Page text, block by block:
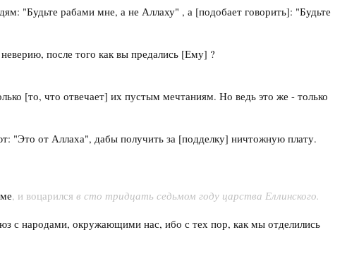
"Будьте рабами мне, а не Аллаху" , а [подобает говорить]: "Будьте
после того как вы предались [Ему] ?
[то, что отвечает] их пустым мечтаниям. Но ведь это же - только
"Это от Аллаха", дабы получить за [подделку] ничтожную плату.
, и воцарился в сто тридцать седьмом году царства Еллинского.
с народами, окружающими нас, ибо с тех пор, как мы отделились